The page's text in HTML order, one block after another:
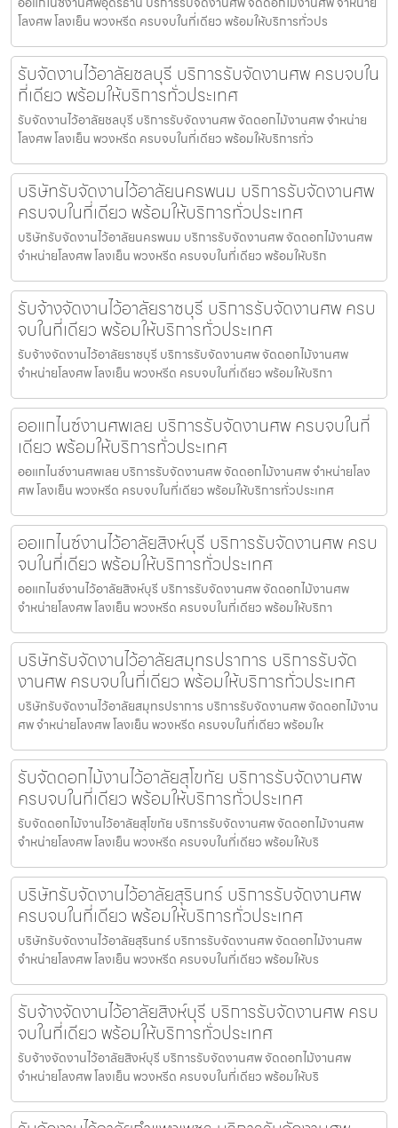
โลงศพ โลงเย็น พวงหรีด ครบจบในที่เดียว พร้อมให้บริการทั่วปร
รับจัดงานไว้อาลัยชลบุรี บริการรับจัดงานศพ ครบจบใน
ที่เดียว พร้อมให้บริการทั่วประเทศ
รับจัดงานไว้อาลัยชลบุรี บริการรับจัดงานศพ จัดดอกไม้งานศพ จำหน่าย
โลงศพ โลงเย็น พวงหรีด ครบจบในที่เดียว พร้อมให้บริการทั่ว
บริษัทรับจัดงานไว้อาลัยนครพนม บริการรับจัดงานศพ
ครบจบในที่เดียว พร้อมให้บริการทั่วประเทศ
บริษัทรับจัดงานไว้อาลัยนครพนม บริการรับจัดงานศพ จัดดอกไม้งานศพ
จำหน่ายโลงศพ โลงเย็น พวงหรีด ครบจบในที่เดียว พร้อมให้บริก
รับจ้างจัดงานไว้อาลัยราชบุรี บริการรับจัดงานศพ ครบ
จบในที่เดียว พร้อมให้บริการทั่วประเทศ
รับจ้างจัดงานไว้อาลัยราชบุรี บริการรับจัดงานศพ จัดดอกไม้งานศพ
จำหน่ายโลงศพ โลงเย็น พวงหรีด ครบจบในที่เดียว พร้อมให้บริกา
ออแกไนซ์งานศพเลย บริการรับจัดงานศพ ครบจบในที่
เดียว พร้อมให้บริการทั่วประเทศ
ออแกไนซ์งานศพเลย บริการรับจัดงานศพ จัดดอกไม้งานศพ จำหน่ายโลง
ศพ โลงเย็น พวงหรีด ครบจบในที่เดียว พร้อมให้บริการทั่วประเทศ
ออแกไนซ์งานไว้อาลัยสิงห์บุรี บริการรับจัดงานศพ ครบ
จบในที่เดียว พร้อมให้บริการทั่วประเทศ
ออแกไนซ์งานไว้อาลัยสิงห์บุรี บริการรับจัดงานศพ จัดดอกไม้งานศพ
จำหน่ายโลงศพ โลงเย็น พวงหรีด ครบจบในที่เดียว พร้อมให้บริกา
บริษัทรับจัดงานไว้อาลัยสมุทรปราการ บริการรับจัด
งานศพ ครบจบในที่เดียว พร้อมให้บริการทั่วประเทศ
บริษัทรับจัดงานไว้อาลัยสมุทรปราการ บริการรับจัดงานศพ จัดดอกไม้งาน
ศพ จำหน่ายโลงศพ โลงเย็น พวงหรีด ครบจบในที่เดียว พร้อมให
รับจัดดอกไม้งานไว้อาลัยสุโขทัย บริการรับจัดงานศพ
ครบจบในที่เดียว พร้อมให้บริการทั่วประเทศ
รับจัดดอกไม้งานไว้อาลัยสุโขทัย บริการรับจัดงานศพ จัดดอกไม้งานศพ
จำหน่ายโลงศพ โลงเย็น พวงหรีด ครบจบในที่เดียว พร้อมให้บริ
บริษัทรับจัดงานไว้อาลัยสุรินทร์ บริการรับจัดงานศพ
ครบจบในที่เดียว พร้อมให้บริการทั่วประเทศ
บริษัทรับจัดงานไว้อาลัยสุรินทร์ บริการรับจัดงานศพ จัดดอกไม้งานศพ
จำหน่ายโลงศพ โลงเย็น พวงหรีด ครบจบในที่เดียว พร้อมให้บร
รับจ้างจัดงานไว้อาลัยสิงห์บุรี บริการรับจัดงานศพ ครบ
จบในที่เดียว พร้อมให้บริการทั่วประเทศ
รับจ้างจัดงานไว้อาลัยสิงห์บุรี บริการรับจัดงานศพ จัดดอกไม้งานศพ
จำหน่ายโลงศพ โลงเย็น พวงหรีด ครบจบในที่เดียว พร้อมให้บริ